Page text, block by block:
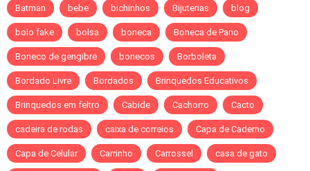
Batman bebe bichinhos Bijuterias blog
bolo fake bolsa boneca Boneca de Pano
Boneco de gengibre bonecos Borboleta
Bordado Livre Bordados Brinquedos Educativos
Brinquedos em feltro Cabide Cachorro Cacto
cadeira de rodas caixa de correios Capa de Caderno
Capa de Celular Carrinho Carrossel casa de gato